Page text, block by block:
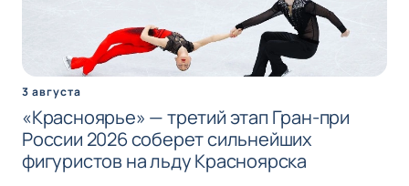
3 августа
«Красноярье» — третий этап Гран-при
России 2026 соберет сильнейших
фигуристов на льду Красноярска